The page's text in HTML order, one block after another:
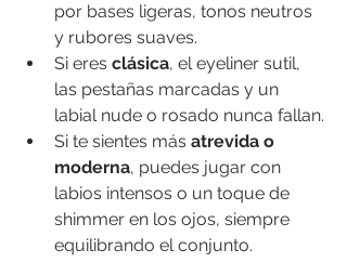
por bases ligeras, tonos neutros
y rubores suaves.
Si eres clásica, el eyeliner sutil,
las pestañas marcadas y un
labial nude o rosado nunca fallan.
Si te sientes más atrevida o
moderna, puedes jugar con
labios intensos o un toque de
shimmer en los ojos, siempre
equilibrando el conjunto.